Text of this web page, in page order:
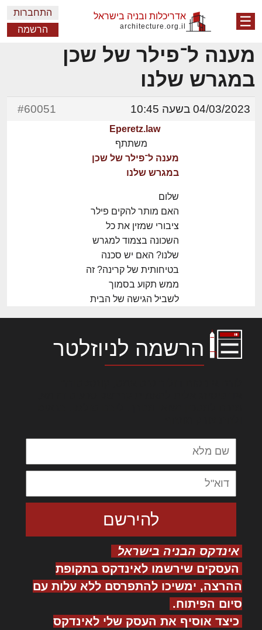
☰ אדריכלות ובניה בישראל
architecture.org.il
התחברות
הרשמה
מענה ל־פילר של שכן
במגרש שלנו
04/03/2023 בשעה 10:45 #60051
Eperetz.law
משתתף
מענה ל־פילר של שכן
במגרש שלנו
שלום
האם מותר להקים פילר
ציבורי שמזין את כל
השכונה בצמוד למגרש
שלנו? האם יש סכנה
בטיחותית של קרינה? זה
ממש תקוע בסמוך
לשביל הגישה של הבית
הרשמה לניוזלטר
אינדקס הבניה בישראל
העסקים שירשמו לאינדקס בתקופת
ההרצה, ימשיכו להתפרסם ללא עלות עם
סיום הפיתוח.
כיצד אוסיף את העסק שלי לאינדקס